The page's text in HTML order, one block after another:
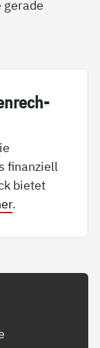
gerade
finanziell
bietet
.